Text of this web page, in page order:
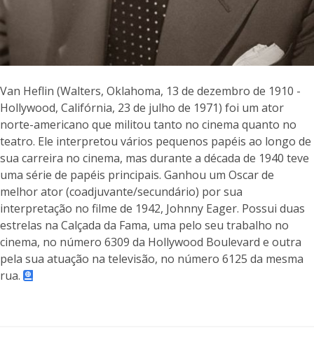
Van Heflin (Walters, Oklahoma, 13 de dezembro de 1910 -
Hollywood, Califórnia, 23 de julho de 1971) foi um ator
norte-americano que militou tanto no cinema quanto no
teatro. Ele interpretou vários pequenos papéis ao longo de
sua carreira no cinema, mas durante a década de 1940 teve
uma série de papéis principais. Ganhou um Oscar de
melhor ator (coadjuvante/secundário) por sua
interpretação no filme de 1942, Johnny Eager. Possui duas
estrelas na Calçada da Fama, uma pelo seu trabalho no
cinema, no número 6309 da Hollywood Boulevard e outra
pela sua atuação na televisão, no número 6125 da mesma
rua.